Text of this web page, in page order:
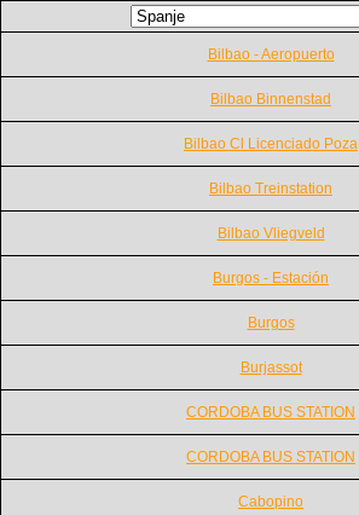
Bilbao - Aeropuerto
Bilbao Binnenstad
Bilbao Cl Licenciado Poza
Bilbao Treinstation
Bilbao Vliegveld
Burgos - Estación
Burgos
Burjassot
CORDOBA BUS STATION
CORDOBA BUS STATION
Cabopino